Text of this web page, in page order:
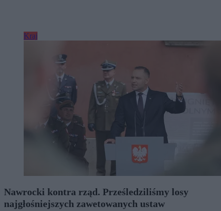
Kraj
Nawrocki kontra rząd. Prześledziliśmy losy
najgłośniejszych zawetowanych ustaw